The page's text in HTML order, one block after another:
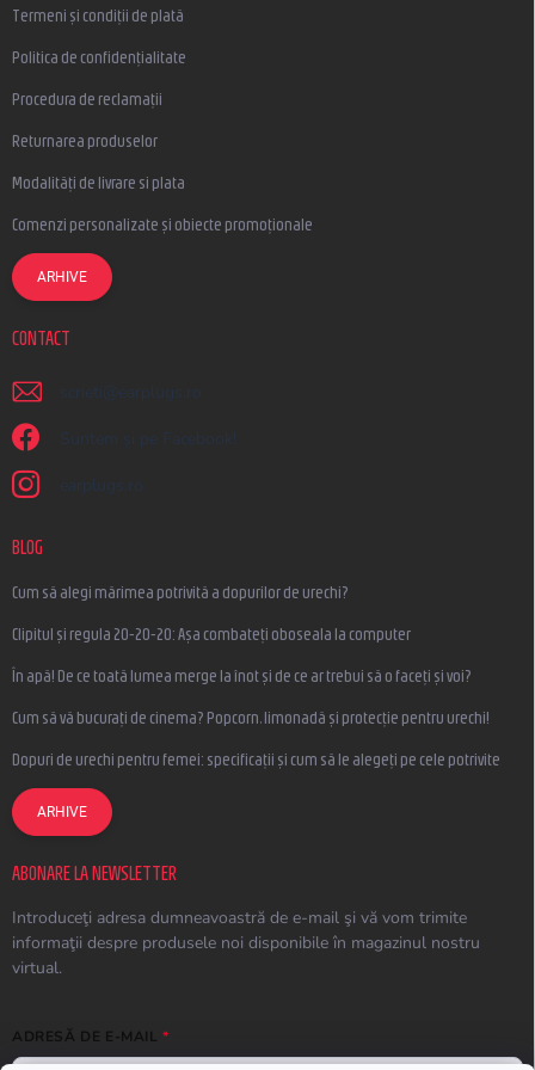
Termeni și condiții de plată
Politica de confidențialitate
Procedura de reclamații
Returnarea produselor
Modalități de livrare si plata
Comenzi personalizate și obiecte promoționale
ARHIVE
CONTACT
scrieti @ earplugs.ro
Suntem și pe Facebook!
earplugs.ro
BLOG
Cum să alegi mărimea potrivită a dopurilor de urechi?
Clipitul și regula 20-20-20: Așa combateți oboseala la computer
În apă! De ce toată lumea merge la înot și de ce ar trebui să o faceți și voi?
Cum să vă bucurați de cinema? Popcorn, limonadă și protecție pentru urechi!
Dopuri de urechi pentru femei: specificații și cum să le alegeți pe cele potrivite
ARHIVE
ABONARE LA NEWSLETTER
Introduceţi adresa dumneavoastră de e-mail şi vă vom trimite
informaţii despre produsele noi disponibile în magazinul nostru
virtual.
ADRESĂ DE E-MAIL